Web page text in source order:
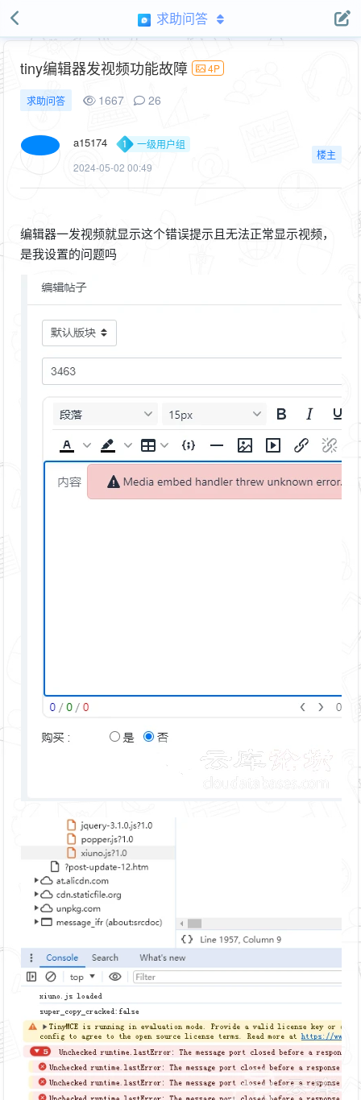
求助问答
tiny编辑器发视频功能故障 4P
求助问答 1667 26
a15174
一级用户组
2024-05-02 00:49
楼主
编辑器一发视频就显示这个错误提示且无法正常显示视频，
是我设置的问题吗